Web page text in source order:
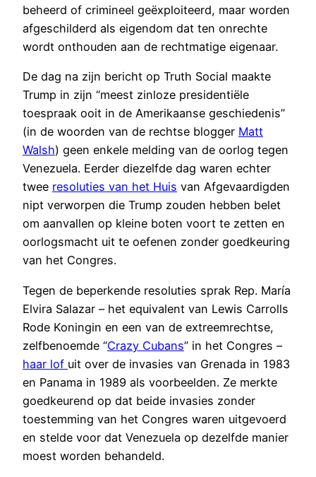
beheerd of crimineel geëxploiteerd, maar worden
afgeschilderd als eigendom dat ten onrechte
wordt onthouden aan de rechtmatige eigenaar.
De dag na zijn bericht op Truth Social maakte
Trump in zijn “meest zinloze presidentiële
toespraak ooit in de Amerikaanse geschiedenis”
(in de woorden van de rechtse blogger Matt
Walsh) geen enkele melding van de oorlog tegen
Venezuela. Eerder diezelfde dag waren echter
twee resoluties van het Huis van Afgevaardigden
nipt verworpen die Trump zouden hebben belet
om aanvallen op kleine boten voort te zetten en
oorlogsmacht uit te oefenen zonder goedkeuring
van het Congres.
Tegen de beperkende resoluties sprak Rep. María
Elvira Salazar – het equivalent van Lewis Carrolls
Rode Koningin en een van de extreemrechtse,
zelfbenoemde “Crazy Cubans” in het Congres –
haar lof uit over de invasies van Grenada in 1983
en Panama in 1989 als voorbeelden. Ze merkte
goedkeurend op dat beide invasies zonder
toestemming van het Congres waren uitgevoerd
en stelde voor dat Venezuela op dezelfde manier
moest worden behandeld.